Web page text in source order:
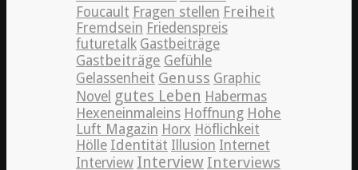
Foucault Fragen stellen Freiheit
Fremdsein Friedenspreis
futuretalk Gastbeiträge
Gastbeiträge Gefühle
Gelassenheit Genuss Graphic
Novel gutes Leben Habermas
Hexeneinmaleins Hoffnung Hohe
Luft Magazin Horx Höflichkeit
Hölle Identität Illusion Internet
Interview Interview Interviews